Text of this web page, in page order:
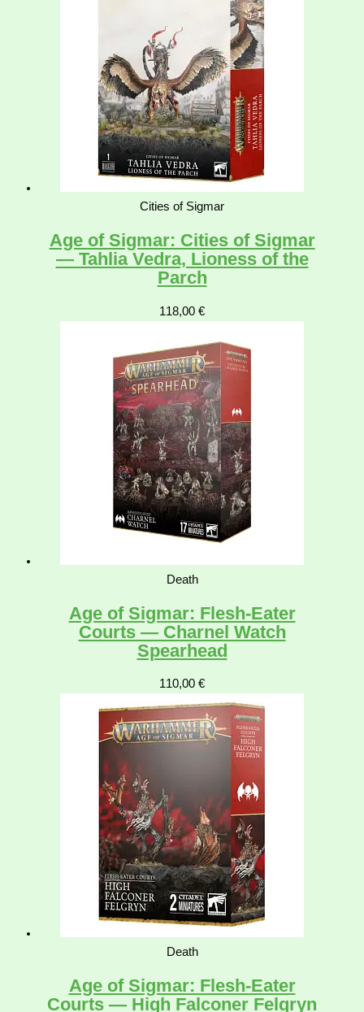
Cities of Sigmar
Age of Sigmar: Cities of Sigmar
— Tahlia Vedra, Lioness of the
Parch
118,00 €
Death
Age of Sigmar: Flesh-Eater
Courts — Charnel Watch
Spearhead
110,00 €
Death
Age of Sigmar: Flesh-Eater
Courts — High Falconer Felgryn